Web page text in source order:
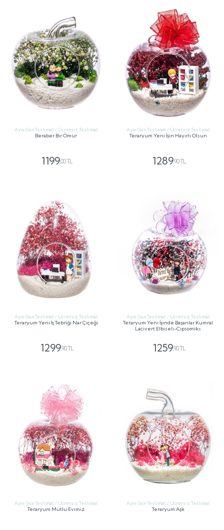
Aynı Gün Teslimat / Ücretsiz Teslimat
Beraber Bir Ömür
1199,00 TL
Aynı Gün Teslimat / Ücretsiz Teslimat
Teraryum Yeni İşin Hayırlı Olsun
1289,90 TL
Aynı Gün Teslimat / Ücretsiz Teslimat
Teraryum Yeni İş Tebriği Nar Çiçeği
1299,90 TL
Aynı Gün Teslimat / Ücretsiz Teslimat
Teraryum Yeni İşinde Başarılar Kumral
Lacivert Elbiseli-Cipsomiks
1259,90 TL
Aynı Gün Teslimat / Ücretsiz Teslimat
Teraryum Mutlu Evimiz
Aynı Gün Teslimat / Ücretsiz Teslimat
Teraryum Aşk